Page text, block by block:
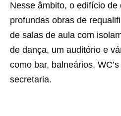
Nesse âmbito, o edifício
profundas obras de
de salas de aula com
de dança, um auditório e
como bar, balneários,
secretaria.